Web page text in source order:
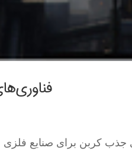
کربن برای صنایع فلزی